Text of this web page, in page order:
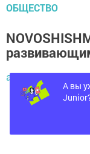
ОБЩЕСТВО
автор, 30
А вы